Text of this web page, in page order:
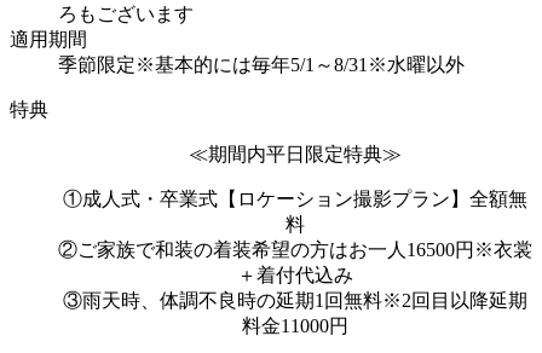
ろもございます
適用期間
季節限定※基本的には毎年5/1～8/31※水曜以外
特典
≪期間内平日限定特典≫
①成人式・卒業式【ロケーション撮影プラン】全額無
料
②ご家族で和装の着装希望の方はお一人16500円※衣裳
＋着付代込み
③雨天時、体調不良時の延期1回無料※2回目以降延期
料金11000円